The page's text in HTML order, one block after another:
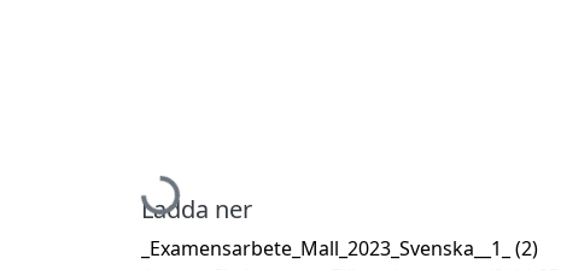
Hämtar...
Ladda ner
_Examensarbete_Mall_2023_Svenska__1_ (2)